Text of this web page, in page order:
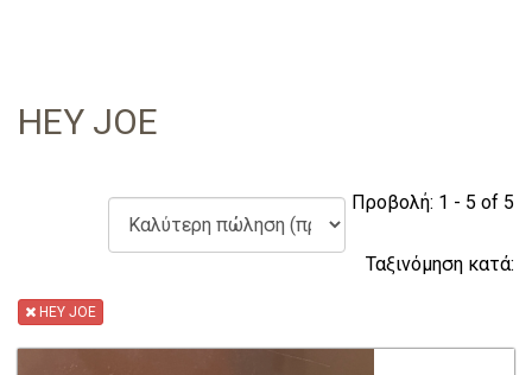
HEY JOE
Προβολή: 1 - 5 of 5
Ταξινόμηση κατά:
HEY JOE